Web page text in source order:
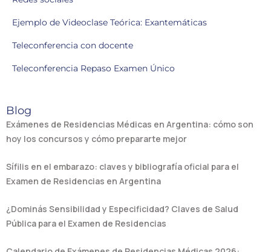
Ejemplo de Videoclase Teórica: Exantemáticas
Teleconferencia con docente
Teleconferencia Repaso Examen Único
Blog
Exámenes de Residencias Médicas en Argentina: cómo son
hoy los concursos y cómo prepararte mejor
Sífilis en el embarazo: claves y bibliografía oficial para el
Examen de Residencias en Argentina
¿Dominás Sensibilidad y Especificidad? Claves de Salud
Pública para el Examen de Residencias